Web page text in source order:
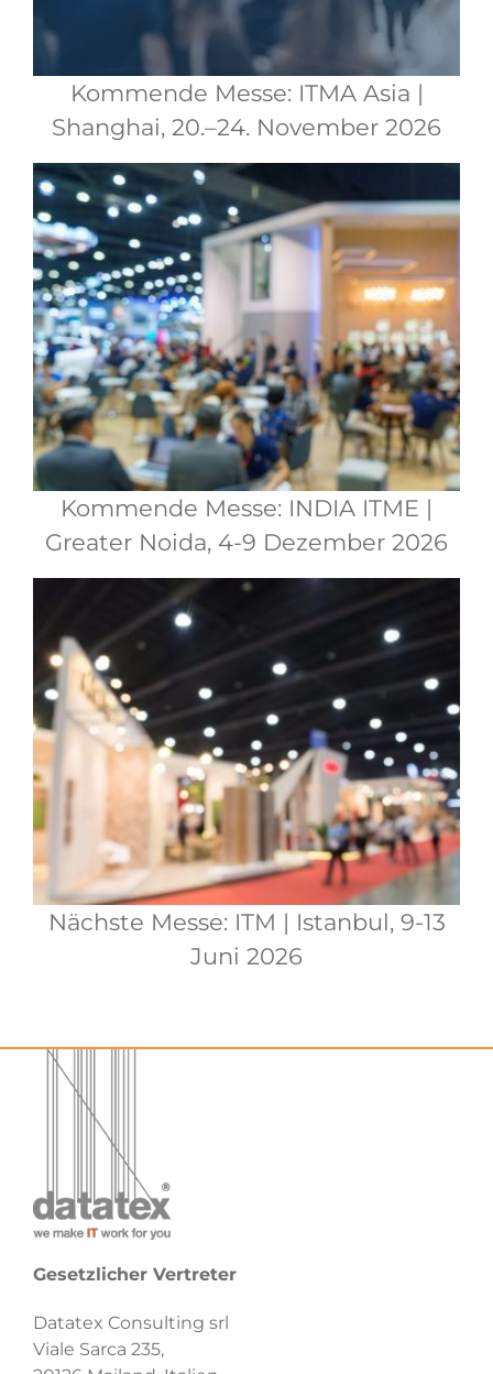
Kommende Messe: ITMA Asia |
Shanghai, 20.–24. November 2026
Kommende Messe: INDIA ITME |
Greater Noida, 4-9 Dezember 2026
Nächste Messe: ITM | Istanbul, 9-13
Juni 2026
Gesetzlicher Vertreter
Datatex Consulting srl
Viale Sarca 235,